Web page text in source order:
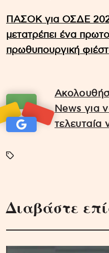
ΠΑΣΟΚ για ΟΣΔΕ
μετατρέπει ένα
πρωθυπουργική
News για
τελευταία
Διαβάστε